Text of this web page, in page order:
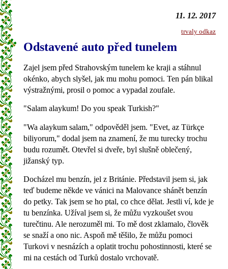
11. 12. 2017
trvaly odkaz
Odstavené auto před tunelem
Zajel jsem před Strahovským tunelem ke kraji a stáhnul
okénko, abych slyšel, jak mu mohu pomoci. Ten pán blikal
výstražnými, prosil o pomoc a vypadal zoufale.
"Salam alaykum! Do you speak Turkish?"
"Wa alaykum salam," odpověděl jsem. "Evet, az Türkçe
biliyorum," dodal jsem na znamení, že mu turecky trochu
budu rozumět. Otevřel si dveře, byl slušně oblečený,
jižanský typ.
Docházel mu benzín, jel z Británie. Představil jsem si, jak
teď budeme někde ve vánici na Malovance shánět benzín
do petky. Tak jsem se ho ptal, co chce dělat. Jestli ví, kde je
tu benzínka. Užíval jsem si, že můžu vyzkoušet svou
turečtinu. Ale nerozuměl mi. To mě dost zklamalo, člověk
se snaží a ono nic. Aspoň mě těšilo, že můžu pomoci
Turkovi v nesnázích a oplatit trochu pohostinnosti, které se
mi na cestách od Turků dostalo vrchovatě.